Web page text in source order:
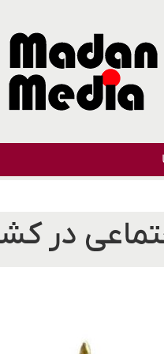
در